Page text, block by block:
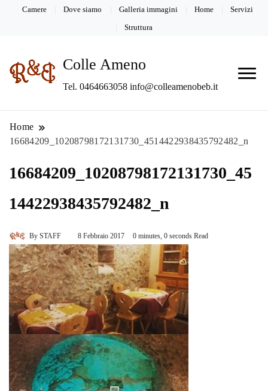
Camere Dove siamo Galleria immagini Home Servizi
Struttura
Colle Ameno
Tel. 0464663058 info@colleamenobeb.it
Home
16684209_10208798172131730_4514422938435792482_n
16684209_10208798172131730_45
14422938435792482_n
By STAFF 8 Febbraio 2017 0 minutes, 0 seconds Read